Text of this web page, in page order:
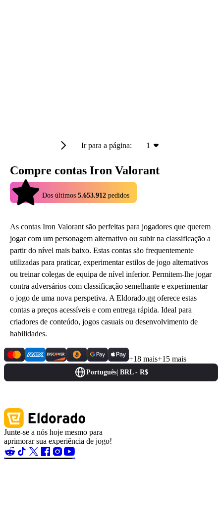
Ir para a página: 1
Compre contas Iron Valorant
Dos últimos 5.653.912 pedidos
As contas Iron Valorant são perfeitas para jogadores que querem
jogar com um personagem alternativo ou subir na classificação a
partir do nível mais baixo. Estas contas são frequentemente
utilizadas para praticar, experimentar estilos de jogo alternativos
ou treinar colegas de equipa de nível inferior. Permitem-lhe jogar
contra adversários com classificação semelhante e experimentar
o jogo de uma nova perspetiva. A Eldorado.gg oferece estas
contas a preços acessíveis e com entrega rápida. Ideal para
criadores de conteúdo, jogos casuais ou desenvolvimento de
habilidades.
+18 mais+15 mais
Português| BRL - R$
Junte-se a nós hoje mesmo para
aprimorar sua experiência de jogo!